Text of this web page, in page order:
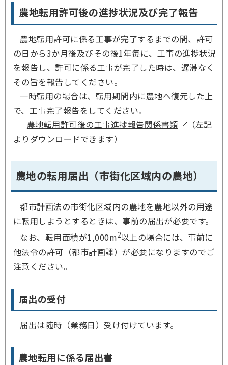
農地転用許可後の進捗状況及び完了報告
農地転用許可に係る工事が完了するまでの間、許可
の日から3か月後及びその後1年毎に、工事の進捗状況
を報告し、許可に係る工事が完了した時は、遅滞なく
その旨を報告してください。
一時転用の場合は、転用期間内に農地へ復元した上
で、工事完了報告をしてください。
農地転用許可後の工事進捗報告関係書類
（左記
よりダウンロードできます）
農地の転用届出（市街化区域内の農地）
都市計画法の市街化区域内の農地を農地以外の用途
に転用しようとするときは、事前の届出が必要です。
なお、転用面積が1,000m2以上の場合には、事前に
他法令の許可（都市計画課）が必要になりますのでご
注意ください。
届出の受付
届出は随時（業務日）受け付けています。
農地転用に係る届出書